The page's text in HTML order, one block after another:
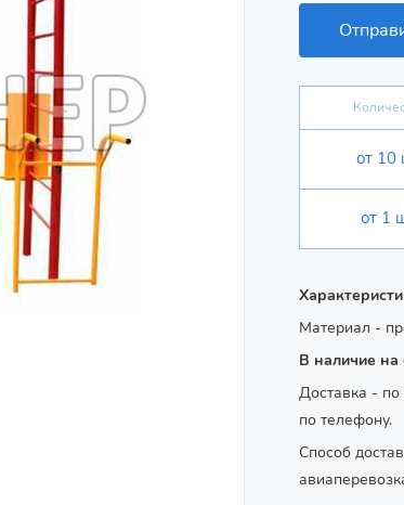
от 10
от 1
Материал -
В наличие на
Доставка - по
по телефону.
Способ